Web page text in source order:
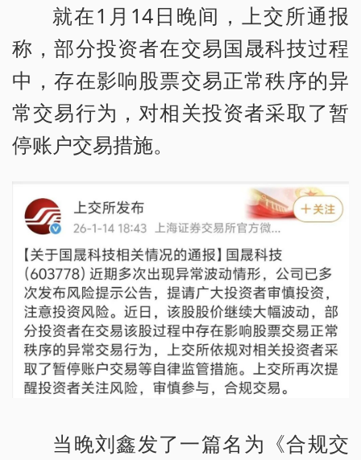
就在1月14日晚间，上交所通报
称，部分投资者在交易国晟科技过程
中，存在影响股票交易正常秩序的异
常交易行为，对相关投资者采取了暂
停账户交易措施。
当晚刘鑫发了一篇名为《合规交